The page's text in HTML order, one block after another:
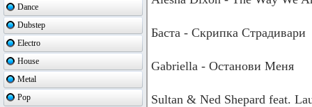
Dance
Dubstep
Electro
House
Metal
Pop
Баста - Скрипка Страдивари
Gabriella - Останови Меня
Sultan & Ned Shepard feat.